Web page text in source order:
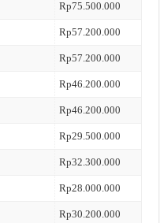
Rp75.500.000
Rp57.200.000
Rp57.200.000
Rp46.200.000
Rp46.200.000
Rp29.500.000
Rp32.300.000
Rp28.000.000
Rp30.200.000